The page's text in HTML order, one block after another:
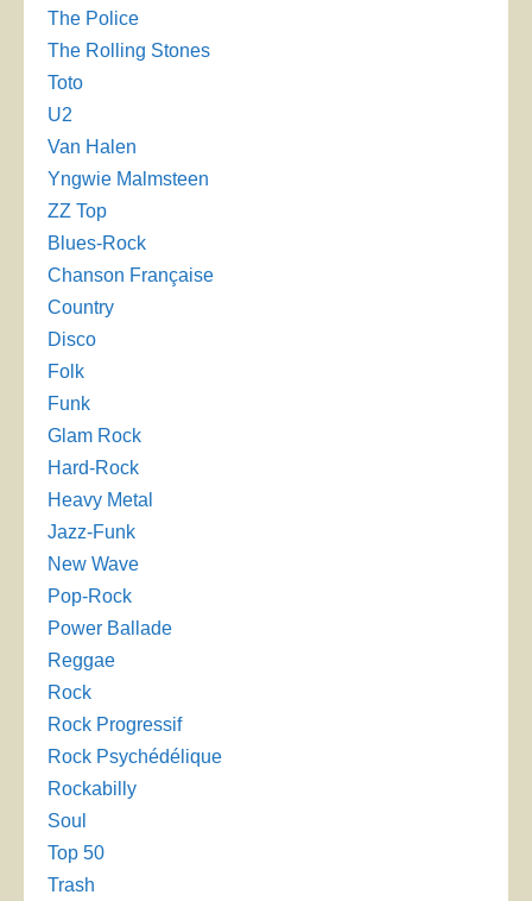
The Police
The Rolling Stones
Toto
U2
Van Halen
Yngwie Malmsteen
ZZ Top
Blues-Rock
Chanson Française
Country
Disco
Folk
Funk
Glam Rock
Hard-Rock
Heavy Metal
Jazz-Funk
New Wave
Pop-Rock
Power Ballade
Reggae
Rock
Rock Progressif
Rock Psychédélique
Rockabilly
Soul
Top 50
Trash